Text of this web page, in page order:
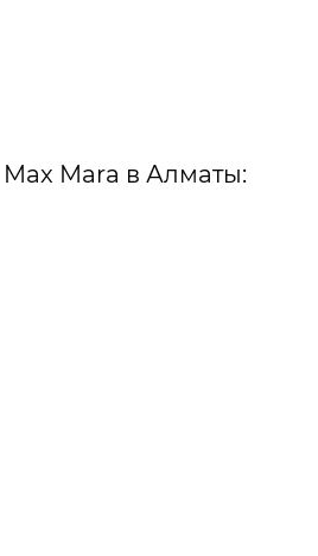
Mara в Алматы: